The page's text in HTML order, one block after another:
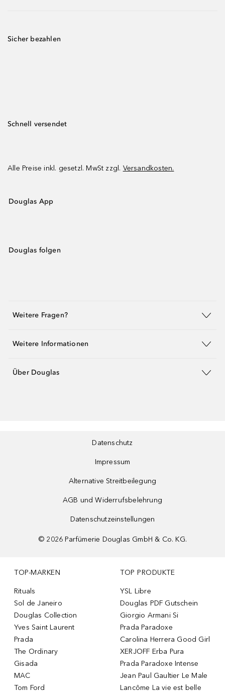
Sicher bezahlen
Schnell versendet
Alle Preise inkl. gesetzl. MwSt zzgl. Versandkosten.
Douglas App
Douglas folgen
Weitere Fragen?
Weitere Informationen
Über Douglas
Datenschutz
Impressum
Alternative Streitbeilegung
AGB und Widerrufsbelehrung
Datenschutzeinstellungen
© 2026 Parfümerie Douglas GmbH & Co. KG.
TOP-MARKEN
Rituals
Sol de Janeiro
Douglas Collection
Yves Saint Laurent
Prada
The Ordinary
Gisada
MAC
Tom Ford
TOP PRODUKTE
YSL Libre
Douglas PDF Gutschein
Giorgio Armani Si
Prada Paradoxe
Carolina Herrera Good Girl
XERJOFF Erba Pura
Prada Paradoxe Intense
Jean Paul Gaultier Le Male
Lancôme La vie est belle